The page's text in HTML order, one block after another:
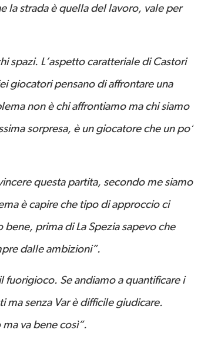
la strada è quella del lavoro, vale per
spazi. L’aspetto caratteriale di Castori
giocatori pensano di affrontare una
non è chi affrontiamo ma chi siamo
sorpresa, è un giocatore che un po’
questa partita, secondo me siamo
è capire che tipo di approccio ci
prima di La Spezia sapevo che
dalle ambizioni”.
fuorigioco. Se andiamo a quantificare i
ma senza Var è difficile giudicare.
va bene così”.